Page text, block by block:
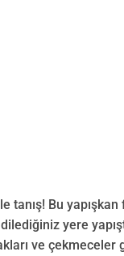
tanış! Bu
yere
ve